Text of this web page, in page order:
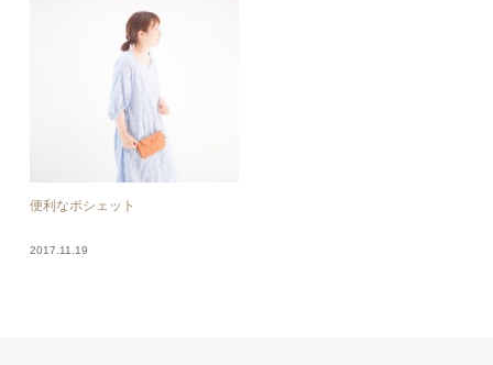
便利なポシェット
2017.11.19